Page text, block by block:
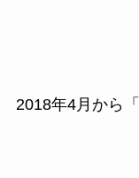
2018年4月から